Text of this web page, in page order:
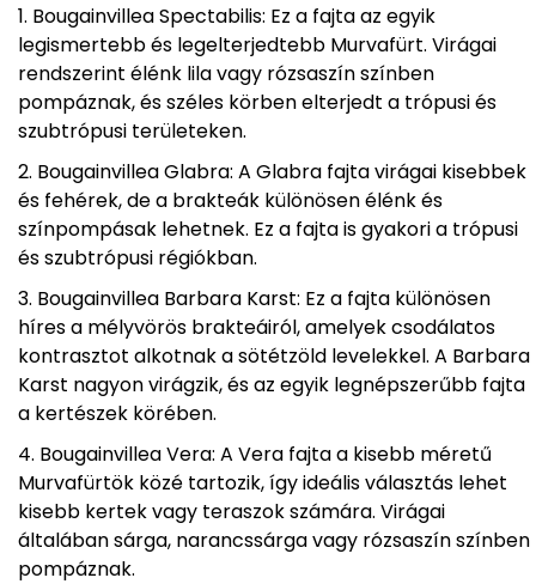
Bougainvillea Spectabilis: Ez a fajta az egyik
legismertebb és legelterjedtebb Murvafürt. Virágai
rendszerint élénk lila vagy rózsaszín színben
pompáznak, és széles körben elterjedt a trópusi és
szubtrópusi területeken.
Bougainvillea Glabra: A Glabra fajta virágai kisebbek
és fehérek, de a brakteák különösen élénk és
színpompásak lehetnek. Ez a fajta is gyakori a trópusi
és szubtrópusi régiókban.
Bougainvillea Barbara Karst: Ez a fajta különösen
híres a mélyvörös brakteáiról, amelyek csodálatos
kontrasztot alkotnak a sötétzöld levelekkel. A Barbara
Karst nagyon virágzik, és az egyik legnépszerűbb fajta
a kertészek körében.
Bougainvillea Vera: A Vera fajta a kisebb méretű
Murvafürtök közé tartozik, így ideális választás lehet
kisebb kertek vagy teraszok számára. Virágai
általában sárga, narancssárga vagy rózsaszín színben
pompáznak.